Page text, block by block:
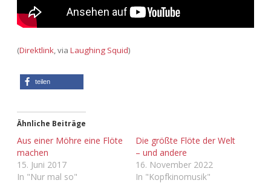
Adventskalender 2019
Adventskalender 2020
Adventskalender 2022
Adventskalender 2023
Adventskalender 2024
(Direktlink, via Laughing Squid)
teilen
Ähnliche Beiträge
Aus einer Möhre eine Flöte
machen
15. Juni 2017
In "Nur mal so"
Die größte Flöte der Welt
– und andere
16. November 2022
In "Kopfkinomusik"